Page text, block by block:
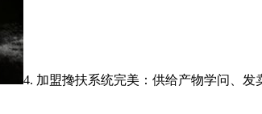
4. 加盟搀扶系统完美：供给产物学问、